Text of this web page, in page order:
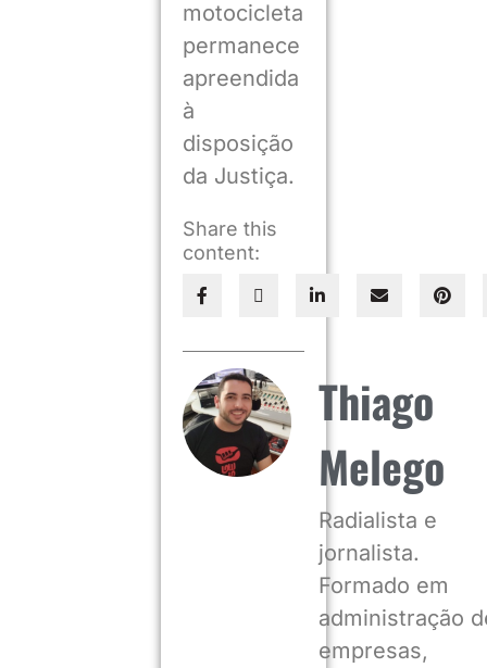
motocicleta
permanece
apreendida
à
disposição
da Justiça.
Share this
content:
Thiago
Melego
Radialista e
jornalista.
Formado em
administração
empresas,